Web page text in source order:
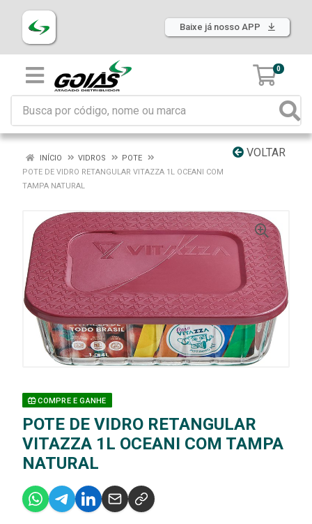
Baixe já nosso APP
0
VOLTAR
INÍCIO VIDROS
POTE
POTE DE VIDRO RETANGULAR VITAZZA 1L OCEANI COM
TAMPA NATURAL
COMPRE E GANHE
POTE DE VIDRO RETANGULAR
VITAZZA 1L OCEANI COM TAMPA
NATURAL